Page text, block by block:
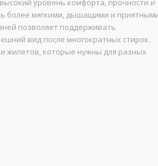
уровень комфорта, прочности и
более мягкими, дышащими и
позволяет поддерживать
вид после многократных стирок.
жилетов, которые нужны для разных